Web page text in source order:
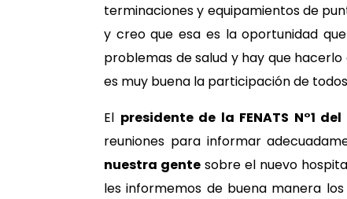
terminaciones y equipamientos de
y creo que esa es la oportunidad
problemas de salud y hay que
es muy buena la participación de
El presidente de la FENATS N°1
reuniones para informar
nuestra gentesobre el nuevo
les informemos de buena manera